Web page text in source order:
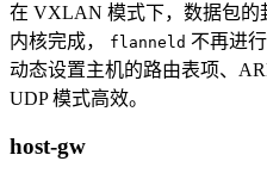
在 VXLAN 模式下，数据包的
内核完成，
flanneld 不再进
动态设置主机的路由表项、
UDP 模式高效。
host-gw